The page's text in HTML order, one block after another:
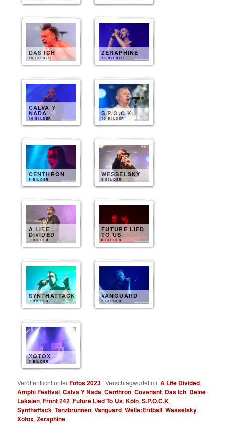
DAS ICH
10 BILDER
ZERAPHINE
10 BILDER
CALVA Y
NADA
10 BILDER
S.P.O.C.K
10 BILDER
CENTHRON
9 BILDER
WESSELSKY
9 BILDER
A LIFE
DIVIDED
9 BILDER
FUTURE LIED
TO US
8 BILDER
SYNTHATTACK
8 BILDER
VANGUARD
7 BILDER
XOTOX
7 BILDER
Veröffentlicht unterFotos 2023 |Verschlagwortet mitA Life Divided,
Amphi Festival,Calva Y Nada,Centhron,Covenant, Das Ich, Deine
Lakaien,Front 242,Future Lied To Us,Köln,S.P.O.C.K,
Synthattack,Tanzbrunnen,Vanguard,Welle:Erdball,Wesselsky,
Xotox,Zeraphine